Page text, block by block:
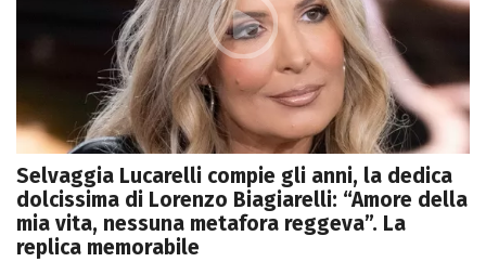
Selvaggia Lucarelli compie gli anni, la dedica
dolcissima di Lorenzo Biagiarelli: “Amore della
mia vita, nessuna metafora reggeva”. La
replica memorabile